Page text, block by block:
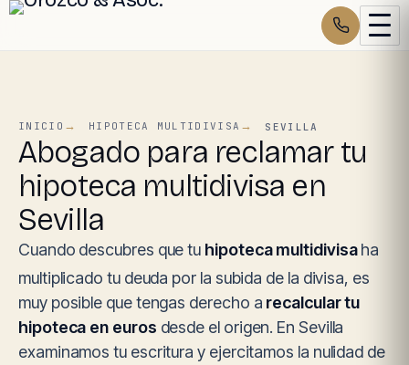
INICIO HIPOTECA MULTIDIVISA SEVILLA
Abogado para reclamar tu
hipoteca multidivisa en
Sevilla
Cuando descubres que tu hipoteca multidivisaha
multiplicado tu deuda por la subida de la divisa, es
muy posible que tengas derecho a recalcular tu
hipoteca en euros desde el origen. En Sevilla
examinamos tu escritura y ejercitamos la nulidad de